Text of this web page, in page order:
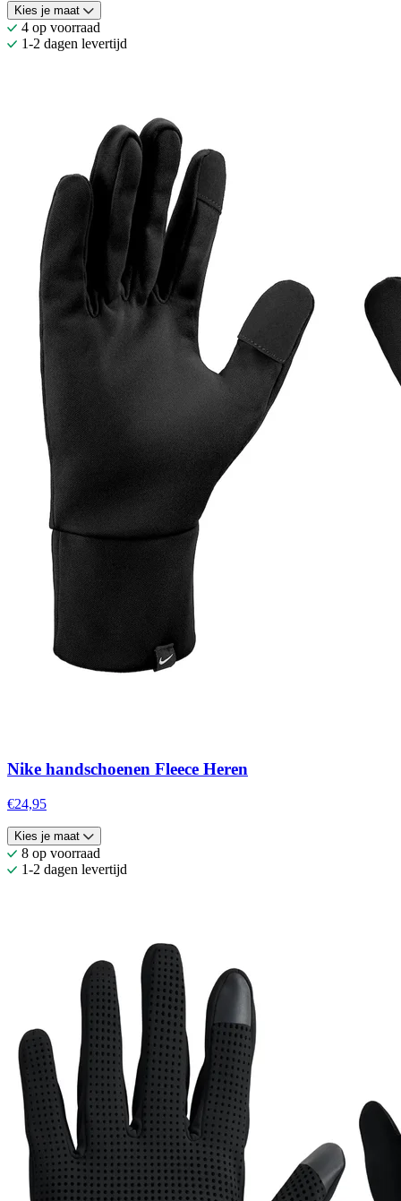
Kies je maat
4 op voorraad
1-2 dagen levertijd
Nike handschoenen Fleece Heren
€24,95
Kies je maat
8 op voorraad
1-2 dagen levertijd